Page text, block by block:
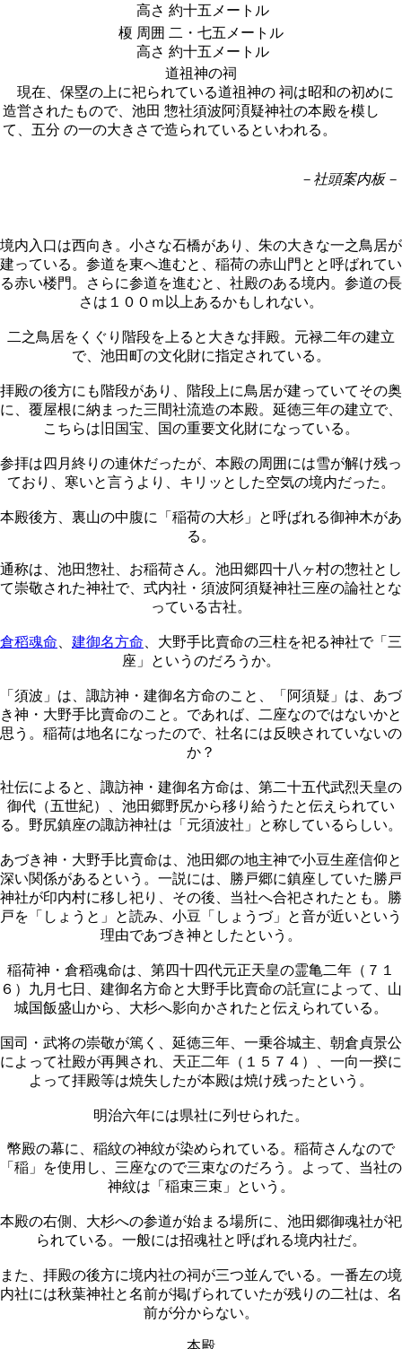
高さ 約十五メートル
榎 周囲
高さ
二・七五メートル
約十五メートル
道祖神の祠
現在、保塁の上に祀られている道祖神の 祠は昭和の初めに
造営されたもので、池田 惣社須波阿湏疑神社の本殿を模し
て、五分 の一の大きさで造られているといわれる。
－社頭案内板－
境内入口は西向き。小さな石橋があり、朱の大きな一之鳥居が
建っている。参道を東へ進むと、稲荷の赤山門とと呼ばれてい
る赤い楼門。さらに参道を進むと、社殿のある境内。参道の長
さは１００ｍ以上あるかもしれない。
二之鳥居をくぐり階段を上ると大きな拝殿。元禄二年の建立
で、池田町の文化財に指定されている。
拝殿の後方にも階段があり、階段上に鳥居が建っていてその奥
に、覆屋根に納まった三間社流造の本殿。延徳三年の建立で、
こちらは旧国宝、国の重要文化財になっている。
参拝は四月終りの連休だったが、本殿の周囲には雪が解け残っ
ており、寒いと言うより、キリッとした空気の境内だった。
本殿後方、裏山の中腹に「稲荷の大杉」と呼ばれる御神木があ
る。
通称は、池田惣社、お稲荷さん。池田郷四十八ヶ村の惣社とし
て崇敬された神社で、式内社・須波阿須疑神社三座の論社とな
っている古社。
倉稻魂命 建御名方命 、大野手比賣命の三柱を祀る神社で「三
座」というのだろうか。
「須波」は、諏訪神・建御名方命のこと、「阿須疑」は、あづ
き神・大野手比賣命のこと。であれば、二座なのではないかと
思う。稲荷は地名になったので、社名には反映されていないの
か？
社伝によると、諏訪神・建御名方命は、第二十五代武烈天皇の
御代（五世紀）、池田郷野尻から移り給うたと伝えられてい
る。野尻鎮座の諏訪神社は「元須波社」と称しているらしい。
あづき神・大野手比賣命は、池田郷の地主神で小豆生産信仰と
深い関係があるという。一説には、勝戸郷に鎮座していた勝戸
神社が印内村に移し祀り、その後、当社へ合祀されたとも。勝
戸を「しょうと」と読み、小豆「しょうづ」と音が近いという
理由であづき神としたという。
稲荷神・倉稻魂命は、第四十四代元正天皇の霊亀二年（７１
６）九月七日、建御名方命と大野手比賣命の託宣によって、山
城国飯盛山から、大杉へ影向かされたと伝えられている。
国司・武将の崇敬が篤く、延徳三年、一乗谷城主、朝倉貞景公
によって社殿が再興され、天正二年（１５７４）、一向一揆に
よって拝殿等は焼失したが本殿は焼け残ったという。
明治六年には県社に列せられた。
幣殿の幕に、稲紋の神紋が染められている。稲荷さんなので
「稲」を使用し、三座なので三束なのだろう。よって、当社の
神紋は「稲束三束」という。
本殿の右側、大杉への参道が始まる場所に、池田郷御魂社が祀
られている。一般には招魂社と呼ばれる境内社だ。
また、拝殿の後方に境内社の祠が三つ並んでいる。一番左の境
内社には秋葉神社と名前が掲げられていたが残りの二社は、名
前が分からない。
本殿